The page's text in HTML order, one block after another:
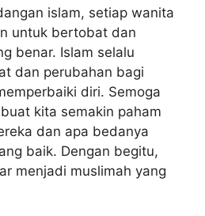
islam, setiap wanita
untuk bertobat dan
benar. Islam selalu
dan perubahan bagi
diri. Semoga
kita semakin paham
dan apa bedanya
baik. Dengan begitu,
menjadi muslimah yang